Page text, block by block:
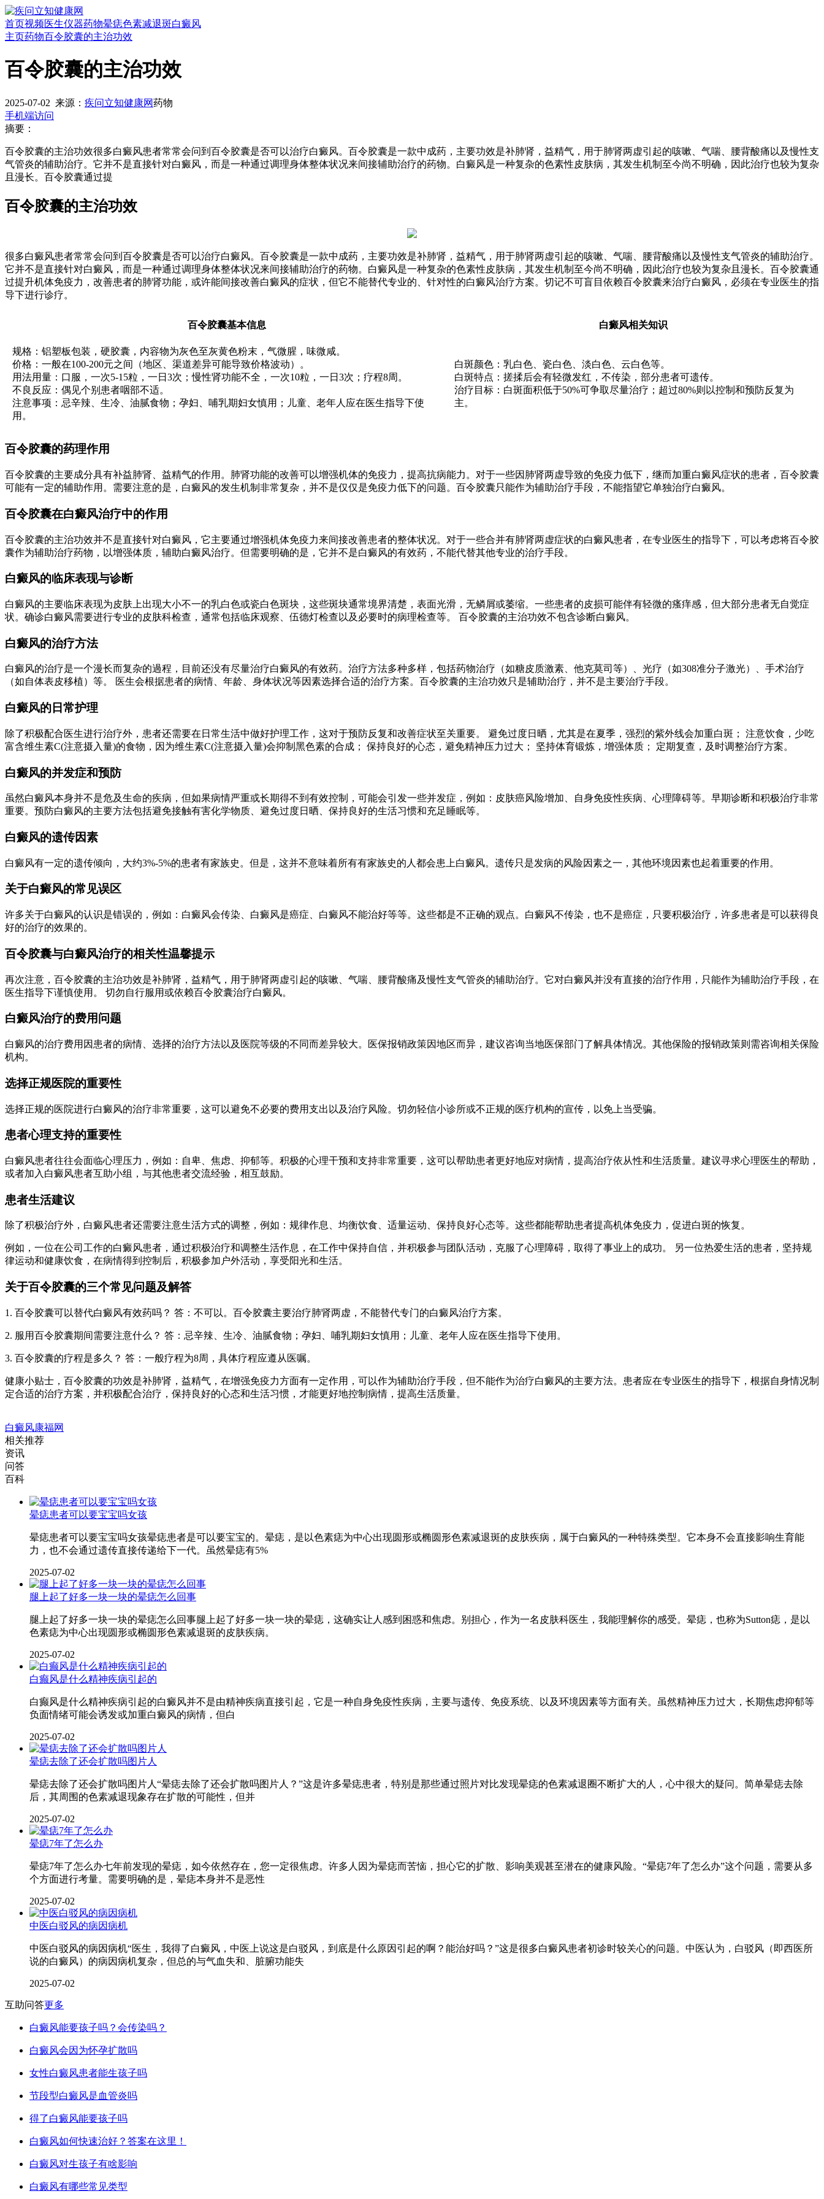
首页视频医生仪器药物晕痣色素减退斑白癜风
主页药物百令胶囊的主治功效
百令胶囊的主治功效
2025-07-02 来源： 疾问立知健康网药物
手机端访问
摘要：
百令胶囊的主治功效很多白癜风患者常常会问到百令胶囊是否可以治疗白癜风。百令胶囊是一款中成药，主要功效是补肺肾，益精气，用于肺肾两虚引起的咳嗽、气喘、腰背酸痛以及慢性支
气管炎的辅助治疗。它并不是直接针对白癜风，而是一种通过调理身体整体状况来间接辅助治疗的药物。白癜风是一种复杂的色素性皮肤病，其发生机制至今尚不明确，因此治疗也较为复杂
且漫长。百令胶囊通过提
百令胶囊的主治功效
很多白癜风患者常常会问到百令胶囊是否可以治疗白癜风。百令胶囊是一款中成药，主要功效是补肺肾，益精气，用于肺肾两虚引起的咳嗽、气喘、腰背酸痛以及慢性支气管炎的辅助治疗。
它并不是直接针对白癜风，而是一种通过调理身体整体状况来间接辅助治疗的药物。白癜风是一种复杂的色素性皮肤病，其发生机制至今尚不明确，因此治疗也较为复杂且漫长。百令胶囊通
过提升机体免疫力，改善患者的肺肾功能，或许能间接改善白癜风的症状，但它不能替代专业的、针对性的白癜风治疗方案。切记不可盲目依赖百令胶囊来治疗白癜风，必须在专业医生的指
导下进行诊疗。
百令胶囊基本信息 白癜风相关知识
规格：铝塑板包装，硬胶囊，内容物为灰色至灰黄色粉末，气微腥，味微咸。
价格：一般在100-200元之间（地区、渠道差异可能导致价格波动）。
用法用量：口服，一次5-15粒，一日3次；慢性肾功能不全，一次10粒，一日3次；疗程8周。
不良反应：偶见个别患者咽部不适。
注意事项：忌辛辣、生冷、油腻食物；孕妇、哺乳期妇女慎用；儿童、老年人应在医生指导下使
用。
白斑颜色：乳白色、瓷白色、淡白色、云白色等。
白斑特点：搓揉后会有轻微发红，不传染，部分患者可遗传。
治疗目标：白斑面积低于50%可争取尽量治疗；超过80%则以控制和预防反复为
主。
百令胶囊的药理作用
百令胶囊的主要成分具有补益肺肾、益精气的作用。肺肾功能的改善可以增强机体的免疫力，提高抗病能力。对于一些因肺肾两虚导致的免疫力低下，继而加重白癜风症状的患者，百令胶囊
可能有一定的辅助作用。需要注意的是，白癜风的发生机制非常复杂，并不是仅仅是免疫力低下的问题。百令胶囊只能作为辅助治疗手段，不能指望它单独治疗白癜风。
百令胶囊在白癜风治疗中的作用
百令胶囊的主治功效并不是直接针对白癜风，它主要通过增强机体免疫力来间接改善患者的整体状况。对于一些合并有肺肾两虚症状的白癜风患者，在专业医生的指导下，可以考虑将百令胶
囊作为辅助治疗药物，以增强体质，辅助白癜风治疗。但需要明确的是，它并不是白癜风的有效药，不能代替其他专业的治疗手段。
白癜风的临床表现与诊断
白癜风的主要临床表现为皮肤上出现大小不一的乳白色或瓷白色斑块，这些斑块通常境界清楚，表面光滑，无鳞屑或萎缩。一些患者的皮损可能伴有轻微的瘙痒感，但大部分患者无自觉症
状。确诊白癜风需要进行专业的皮肤科检查，通常包括临床观察、伍德灯检查以及必要时的病理检查等。 百令胶囊的主治功效不包含诊断白癜风。
白癜风的治疗方法
白癜风的治疗是一个漫长而复杂的過程，目前还没有尽量治疗白癜风的有效药。治疗方法多种多样，包括药物治疗（如糖皮质激素、他克莫司等）、光疗（如308准分子激光）、手术治疗
（如自体表皮移植）等。 医生会根据患者的病情、年龄、身体状况等因素选择合适的治疗方案。百令胶囊的主治功效只是辅助治疗，并不是主要治疗手段。
白癜风的日常护理
除了积极配合医生进行治疗外，患者还需要在日常生活中做好护理工作，这对于预防反复和改善症状至关重要。 避免过度日晒，尤其是在夏季，强烈的紫外线会加重白斑； 注意饮食，少吃
富含维生素C(注意摄入量)的食物，因为维生素C(注意摄入量)会抑制黑色素的合成； 保持良好的心态，避免精神压力过大； 坚持体育锻炼，增强体质； 定期复查，及时调整治疗方案。
白癜风的并发症和预防
虽然白癜风本身并不是危及生命的疾病，但如果病情严重或长期得不到有效控制，可能会引发一些并发症，例如：皮肤癌风险增加、自身免疫性疾病、心理障碍等。早期诊断和积极治疗非常
重要。预防白癜风的主要方法包括避免接触有害化学物质、避免过度日晒、保持良好的生活习惯和充足睡眠等。
白癜风的遗传因素
白癜风有一定的遗传倾向，大约3%-5%的患者有家族史。但是，这并不意味着所有有家族史的人都会患上白癜风。遗传只是发病的风险因素之一，其他环境因素也起着重要的作用。
关于白癜风的常见误区
许多关于白癜风的认识是错误的，例如：白癜风会传染、白癜风是癌症、白癜风不能治好等等。这些都是不正确的观点。白癜风不传染，也不是癌症，只要积极治疗，许多患者是可以获得良
好的治疗的效果的。
百令胶囊与白癜风治疗的相关性温馨提示
再次注意，百令胶囊的主治功效是补肺肾，益精气，用于肺肾两虚引起的咳嗽、气喘、腰背酸痛及慢性支气管炎的辅助治疗。它对白癜风并没有直接的治疗作用，只能作为辅助治疗手段，在
医生指导下谨慎使用。 切勿自行服用或依赖百令胶囊治疗白癜风。
白癜风治疗的费用问题
白癜风的治疗费用因患者的病情、选择的治疗方法以及医院等级的不同而差异较大。医保报销政策因地区而异，建议咨询当地医保部门了解具体情况。其他保险的报销政策则需咨询相关保险
机构。
选择正规医院的重要性
选择正规的医院进行白癜风的治疗非常重要，这可以避免不必要的费用支出以及治疗风险。切勿轻信小诊所或不正规的医疗机构的宣传，以免上当受骗。
患者心理支持的重要性
白癜风患者往往会面临心理压力，例如：自卑、焦虑、抑郁等。积极的心理干预和支持非常重要，这可以帮助患者更好地应对病情，提高治疗依从性和生活质量。建议寻求心理医生的帮助，
或者加入白癜风患者互助小组，与其他患者交流经验，相互鼓励。
患者生活建议
除了积极治疗外，白癜风患者还需要注意生活方式的调整，例如：规律作息、均衡饮食、适量运动、保持良好心态等。这些都能帮助患者提高机体免疫力，促进白斑的恢复。
例如，一位在公司工作的白癜风患者，通过积极治疗和调整生活作息，在工作中保持自信，并积极参与团队活动，克服了心理障碍，取得了事业上的成功。 另一位热爱生活的患者，坚持规
律运动和健康饮食，在病情得到控制后，积极参加户外活动，享受阳光和生活。
关于百令胶囊的三个常见问题及解答
1. 百令胶囊可以替代白癜风有效药吗？ 答：不可以。百令胶囊主要治疗肺肾两虚，不能替代专门的白癜风治疗方案。
2. 服用百令胶囊期间需要注意什么？ 答：忌辛辣、生冷、油腻食物；孕妇、哺乳期妇女慎用；儿童、老年人应在医生指导下使用。
3. 百令胶囊的疗程是多久？ 答：一般疗程为8周，具体疗程应遵从医嘱。
健康小贴士，百令胶囊的功效是补肺肾，益精气，在增强免疫力方面有一定作用，可以作为辅助治疗手段，但不能作为治疗白癜风的主要方法。患者应在专业医生的指导下，根据自身情况制
定合适的治疗方案，并积极配合治疗，保持良好的心态和生活习惯，才能更好地控制病情，提高生活质量。
白癜风康福网
相关推荐
资讯
问答
百科
晕痣患者可以要宝宝吗女孩
晕痣患者可以要宝宝吗女孩晕痣患者是可以要宝宝的。晕痣，是以色素痣为中心出现圆形或椭圆形色素减退斑的皮肤疾病，属于白癜风的一种特殊类型。它本身不会直接影响生育能
力，也不会通过遗传直接传递给下一代。虽然晕痣有5%
2025-07-02
腿上起了好多一块一块的晕痣怎么回事
腿上起了好多一块一块的晕痣怎么回事腿上起了好多一块一块的晕痣，这确实让人感到困惑和焦虑。别担心，作为一名皮肤科医生，我能理解你的感受。晕痣，也称为Sutton痣，是以
色素痣为中心出现圆形或椭圆形色素减退斑的皮肤疾病。
2025-07-02
白癫风是什么精神疾病引起的
白癫风是什么精神疾病引起的白癜风并不是由精神疾病直接引起，它是一种自身免疫性疾病，主要与遗传、免疫系统、以及环境因素等方面有关。虽然精神压力过大，长期焦虑抑郁等
负面情绪可能会诱发或加重白癜风的病情，但白
2025-07-02
晕痣去除了还会扩散吗图片人
晕痣去除了还会扩散吗图片人“晕痣去除了还会扩散吗图片人？”这是许多晕痣患者，特别是那些通过照片对比发现晕痣的色素减退圈不断扩大的人，心中很大的疑问。简单晕痣去除
后，其周围的色素减退现象存在扩散的可能性，但并
2025-07-02
晕痣7年了怎么办
晕痣7年了怎么办七年前发现的晕痣，如今依然存在，您一定很焦虑。许多人因为晕痣而苦恼，担心它的扩散、影响美观甚至潜在的健康风险。“晕痣7年了怎么办”这个问题，需要从多
个方面进行考量。需要明确的是，晕痣本身并不是恶性
2025-07-02
中医白驳风的病因病机
中医白驳风的病因病机“医生，我得了白癜风，中医上说这是白驳风，到底是什么原因引起的啊？能治好吗？”这是很多白癜风患者初诊时较关心的问题。中医认为，白驳风（即西医所
说的白癜风）的病因病机复杂，但总的与气血失和、脏腑功能失
2025-07-02
互助问答更多
白癜风能要孩子吗？会传染吗？
白癜风会因为怀孕扩散吗
女性白癜风患者能生孩子吗
节段型白癜风是血管炎吗
得了白癜风能要孩子吗
白癜风如何快速治好？答案在这里！
白癜风对生孩子有啥影响
白癜风有哪些常见类型